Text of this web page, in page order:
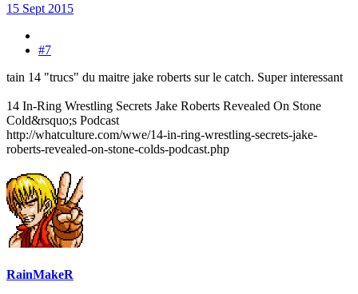
15 Sept 2015
#7
tain 14 "trucs" du maitre jake roberts sur le catch. Super interessant
14 In-Ring Wrestling Secrets Jake Roberts Revealed On Stone
Cold&rsquo;s Podcast
http://whatculture.com/wwe/14-in-ring-wrestling-secrets-jake-
roberts-revealed-on-stone-colds-podcast.php
RainMakeR